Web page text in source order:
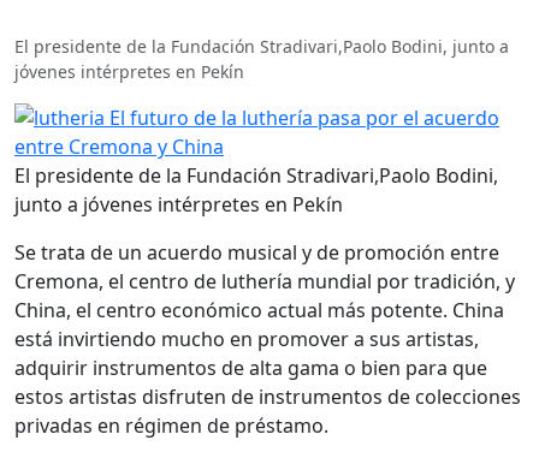
El presidente de la Fundación Stradivari,Paolo Bodini, junto a
jóvenes intérpretes en Pekín
El presidente de la Fundación Stradivari,Paolo Bodini,
junto a jóvenes intérpretes en Pekín
Se trata de un acuerdo musical y de promoción entre
Cremona, el centro de luthería mundial por tradición, y
China, el centro económico actual más potente. China
está invirtiendo mucho en promover a sus artistas,
adquirir instrumentos de alta gama o bien para que
estos artistas disfruten de instrumentos de colecciones
privadas en régimen de préstamo.